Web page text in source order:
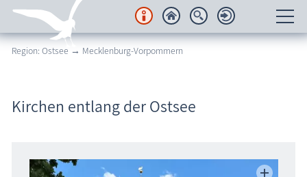
Unterkünfte
Karten
Region: Ostsee → Mecklenburg-Vorpommern
Kirchen entlang der Ostsee